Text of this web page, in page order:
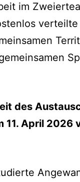
im
des
11. April 2026